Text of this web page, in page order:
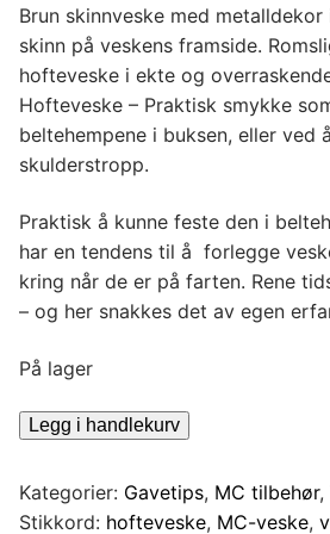
Brun skinnveske med
skinn på veskens framside.
hofteveske i ekte og
Hofteveske – Praktisk smykke
beltehempene i buksen, eller ved
skulderstropp.
Praktisk å kunne feste den i
har en tendens til å forlegge
kring når de er på farten. Rene
– og her snakkes det av egen
På lager
Hofteveske
Praktisk
smykke
Legg i handlekurv
Kategorier: Gavetips, MC tilbehør,
Stikkord: hofteveske, MC-veske,